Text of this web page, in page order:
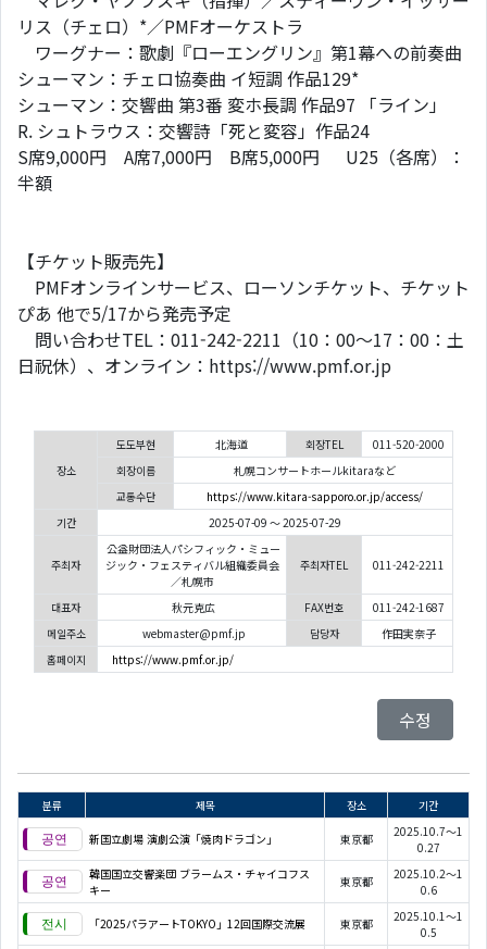
リス（チェロ）*／PMFオーケストラ
ワーグナー：歌劇『ローエングリン』第1幕への前奏曲
シューマン：チェロ協奏曲 イ短調 作品129*
シューマン：交響曲 第3番 変ホ長調 作品97 「ライン」
R. シュトラウス：交響詩「死と変容」作品24
S席9,000円 A席7,000円 B席5,000円 U25（各席）：
半額
【チケット販売先】
PMFオンラインサービス、ローソンチケット、チケット
ぴあ 他で5/17から発売予定
問い合わせTEL：011-242-2211（10：00～17：00：土
日祝休）、オンライン：https://www.pmf.or.jp
장소
도도부현 北海道 회장TEL
011-520-2000
회장이름
札幌コンサートホールkitaraなど
교통수단
https://www.kitara-sapporo.or.jp/access/
기간
2025-07-09 ～ 2025-07-29
주최자
公益財団法人パシフィック・ミュー
ジック・フェスティバル組織委員会
／札幌市
주최자TEL 011-242-2211
대표자 秋元克広 FAX번호
011-242-1687
메일주소
webmaster@pmf.jp 담당자
作田実奈子
홈페이지
https://www.pmf.or.jp/
수정
분류 제목 장소 기간
新国立劇場 演劇公演「焼肉ドラゴン」 東京都
2025.10.7～1
0.27
韓国国立交響楽団 ブラームス・チャイコフス
キー
東京都
2025.10.2～1
0.6
「2025パラアートTOKYO」12回国際交流展 東京都
2025.10.1～1
0.5